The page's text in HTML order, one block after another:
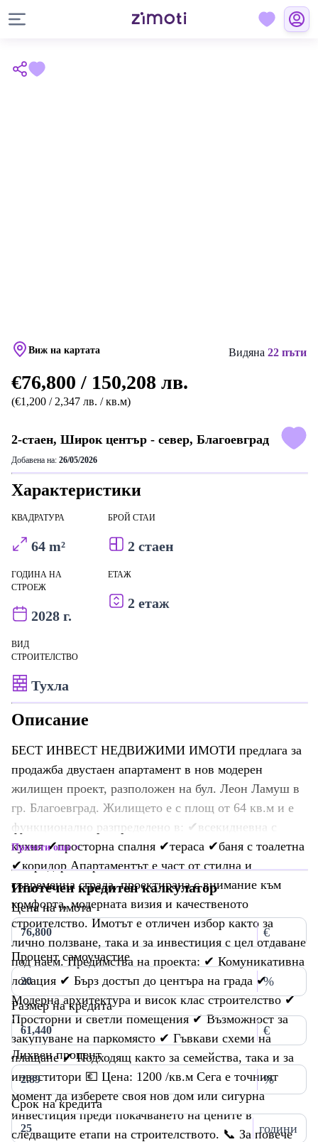
Виж на картата Видяна 22 пъти
€76,800 / 150,208 лв.
(€1,200 / 2,347 лв. / кв.м)
2-стаен, Широк център - север, Благоевград
Добавена на: 26/05/2026
Характеристики
КВАДРАТУРА
64 m²
БРОЙ СТАИ
2 стаен
ГОДИНА НА
СТРОЕЖ
2028 г.
ЕТАЖ
2 етаж
ВИД
СТРОИТЕЛСТВО
Тухла
Описание
БЕСТ ИНВЕСТ НЕДВИЖИМИ ИМОТИ предлага за
продажба двустаен апартамент в нов модерен
жилищен проект, разположен на бул. Леон Ламуш в
гр. Благоевград. Жилището е с площ от 64 кв.м и е
функционално разпределено в: ✔всекидневна с
кухня ✔просторна спалня ✔тераса ✔баня с тоалетна
✔коридор Апартаментът е част от стилна и
съвременна сграда, проектирана с внимание към
комфорта, модерната визия и качественото
строителство. Имотът е отличен избор както за
лично ползване, така и за инвестиция с цел отдаване
под наем. Предимства на проекта: ✔ Комуникативна
локация ✔ Бърз достъп до центъра на града ✔
Модерна архитектура и висок клас строителство ✔
Просторни и светли помещения ✔ Възможност за
закупуване на паркомясто ✔ Гъвкави схеми на
плащане ✔ Подходящ както за семейства, така и за
инвеститори 💶 Цена: 1200 /кв.м Сега е точният
момент да изберете своя нов дом или сигурна
инвестиция преди покачването на цените в
следващите етапи на строителството. 📞 За повече
Прочети още
Ипотечен кредитен калкулатор
Цена на имота
€
Процент самоучастие
%
Размер на кредита
€
Лихвен процент
%
Срок на кредита
години